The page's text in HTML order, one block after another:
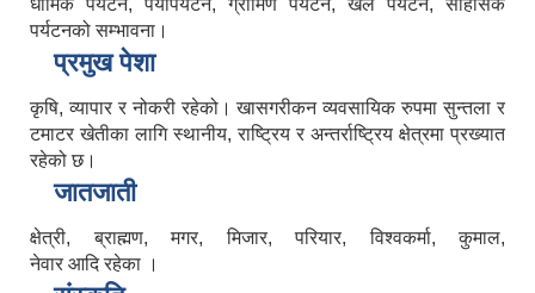
धार्मिक पर्यटन, पर्यापर्यटन, ग्रामिण पर्यटन, खेल पर्यटन, साहसिक
पर्यटनको सम्भावना।
प्रमुख पेशा
कृषि, व्यापार र नोकरी रहेको। खासगरीकन व्यवसायिक रुपमा सुन्तला र
टमाटर खेतीका लागि स्थानीय, राष्ट्रिय र अन्तर्राष्ट्रिय क्षेत्रमा प्रख्यात
रहेको छ।
जातजाती
क्षेत्री, ब्राह्मण, मगर, मिजार, परियार, विश्वकर्मा, कुमाल,
नेवार आदि रहेका ।